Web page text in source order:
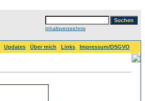
Inhaltsverzeichnis
Updates Über mich Links
Impressum/DSGVO